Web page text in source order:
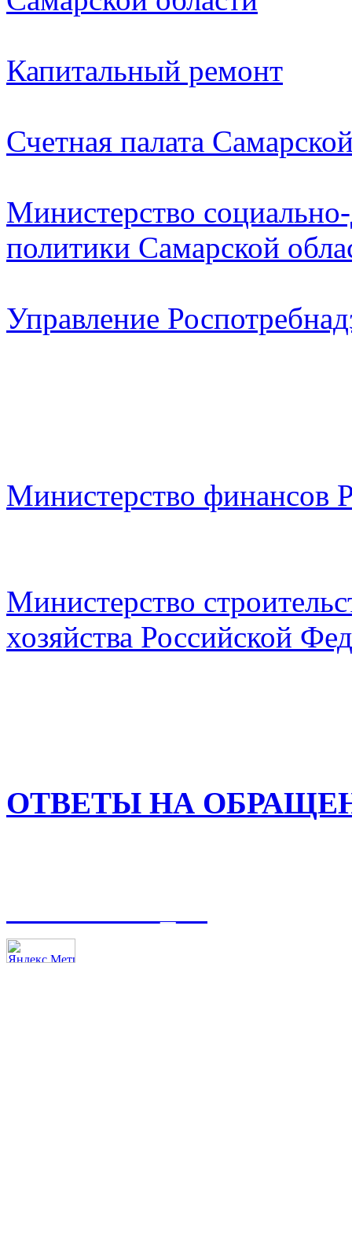
Капитальный ремонт
Счетная палата
Министерство
политики Самарской
Управление
Министерство финансов
Министерство
хозяйства Российской
ОТВЕТЫ НА